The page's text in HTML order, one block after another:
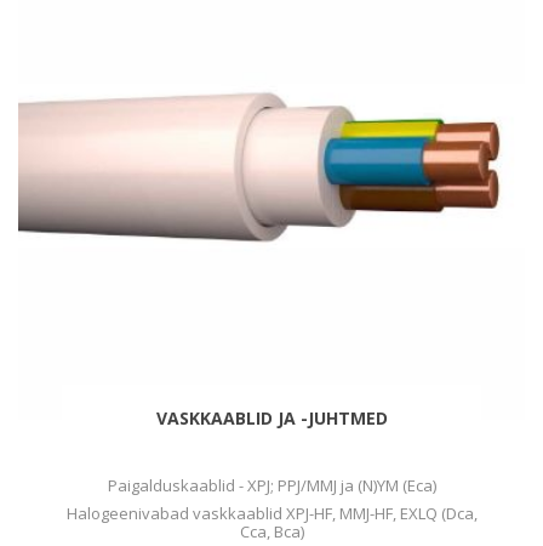
VASKKAABLID JA -JUHTMED
Paigalduskaablid - XPJ; PPJ/MMJ ja (N)YM (Eca)
Halogeenivabad vaskkaablid XPJ-HF, MMJ-HF, EXLQ (Dca,
Cca, Bca)